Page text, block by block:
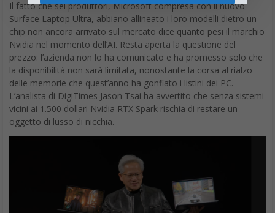
Il fatto che sei produttori, Microsoft compresa con il nuovo
Surface Laptop Ultra, abbiano allineato i loro modelli dietro un
chip non ancora arrivato sul mercato dice quanto pesi il marchio
Nvidia nel momento dell’AI. Resta aperta la questione del
prezzo: l’azienda non lo ha comunicato e ha promesso solo che
la disponibilità non sarà limitata, nonostante la corsa al rialzo
delle memorie che quest’anno ha gonfiato i listini dei PC.
L’analista di DigiTimes Jason Tsai ha avvertito che senza sistemi
vicini ai 1.500 dollari Nvidia RTX Spark rischia di restare un
oggetto di lusso di nicchia.